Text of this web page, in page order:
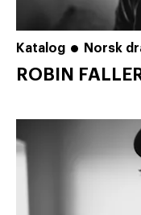
Katalog Norsk
ROBIN